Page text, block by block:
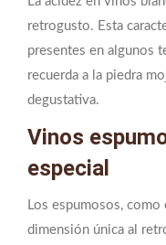
retrogusto. Esta
presentes en algunos
recuerda a la piedra
degustativa.
Vinos
especial
Los espumosos, como
dimensión única al